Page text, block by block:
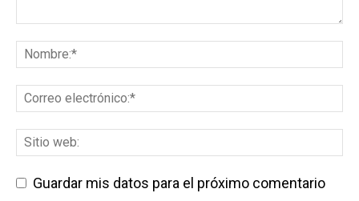
Guardar mis datos para el próximo comentario